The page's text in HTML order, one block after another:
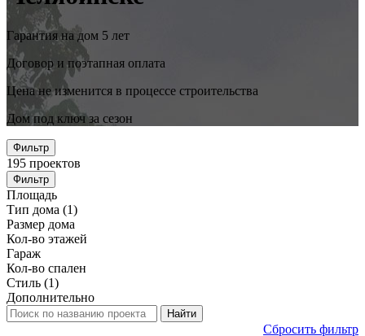
Гарантия на дом 5 лет
Договор и поэтапная оплата
Цена не изменится в процессе строительства
Дом под ключ за сезон
Фильтр
195 проектов
Фильтр
Площадь
Тип дома (1)
Размер дома
Кол-во этажей
Гараж
Кол-во спален
Стиль (1)
Дополнительно
Сбросить фильтр